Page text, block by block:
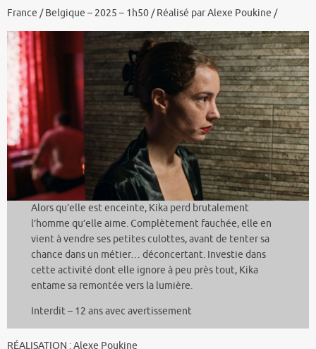
France / Belgique – 2025 – 1h50 / Réalisé par Alexe Poukine /
Alors qu’elle est enceinte, Kika perd brutalement
l’homme qu’elle aime. Complètement fauchée, elle en
vient à vendre ses petites culottes, avant de tenter sa
chance dans un métier… déconcertant. Investie dans
cette activité dont elle ignore à peu près tout, Kika
entame sa remontée vers la lumière.
Interdit – 12 ans avec avertissement
RÉALISATION : Alexe Poukine